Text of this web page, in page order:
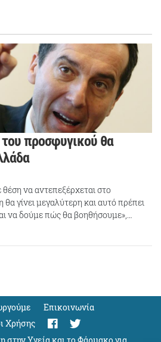
προσφυγικού θα
να αντεπεξέρχεται στο
γίνει μεγαλύτερη και αυτό πρέπει
να δούμε πώς θα βοηθήσουμε»,…
Eπικοινωνία
Χρήσης